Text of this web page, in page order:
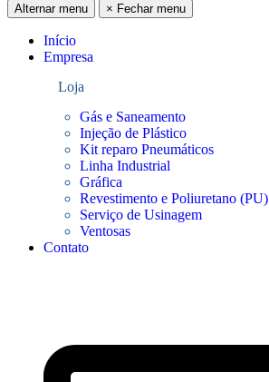
Alternar menu × Fechar menu
Início
Empresa
Loja
Gás e Saneamento
Injeção de Plástico
Kit reparo Pneumáticos
Linha Industrial
Gráfica
Revestimento e Poliuretano (PU)
Serviço de Usinagem
Ventosas
Contato